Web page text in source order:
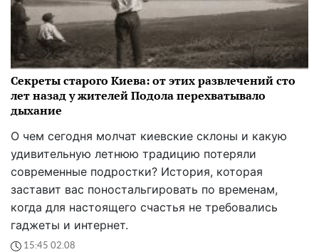
Секреты старого Киева: от этих развлечений сто
лет назад у жителей Подола перехватывало
дыхание
О чем сегодня молчат киевские склоны и какую
удивительную летнюю традицию потеряли
современные подростки? История, которая
заставит вас поностальгировать по временам,
когда для настоящего счастья не требовались
гаджеты и интернет.
15:45 02.08